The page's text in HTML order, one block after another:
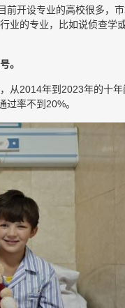
开设专业的高校很多，
业的专业，比如说侦查学
。
从2014年到2023年的十
率不到20%。